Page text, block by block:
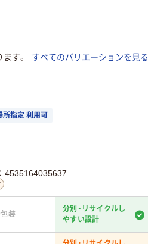
す。
すべてのバリエーションを見る
所指定 利用可
4535164035637
包装
分別・リサイクルし
やすい設計